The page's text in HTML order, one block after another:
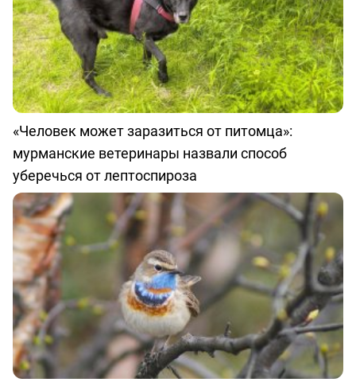
«Человек может заразиться от питомца»:
мурманские ветеринары назвали способ
уберечься от лептоспироза